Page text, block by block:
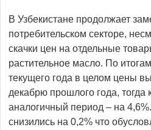
В Узбекистане продолжает
потребительском секторе,
скачки цен на отдельные
растительное масло. По
текущего года в целом цены
декабрю прошлого года, тогда
аналогичный период – на
снизились на 0,2% что